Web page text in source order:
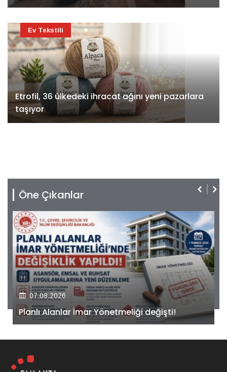
Etrofil, 36 ülkedeki ihracat ağını yeni pazarlara
taşıyor
Ev Tekstili
Öne Çıkanlar
07.08.2026
Kiler GYO’dan Pendik Dolayoba projesiyle ilgili
önemli adım!